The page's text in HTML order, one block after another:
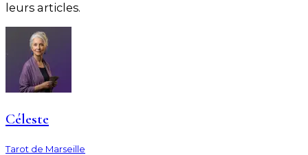
leurs articles.
Céleste
Tarot de Marseille